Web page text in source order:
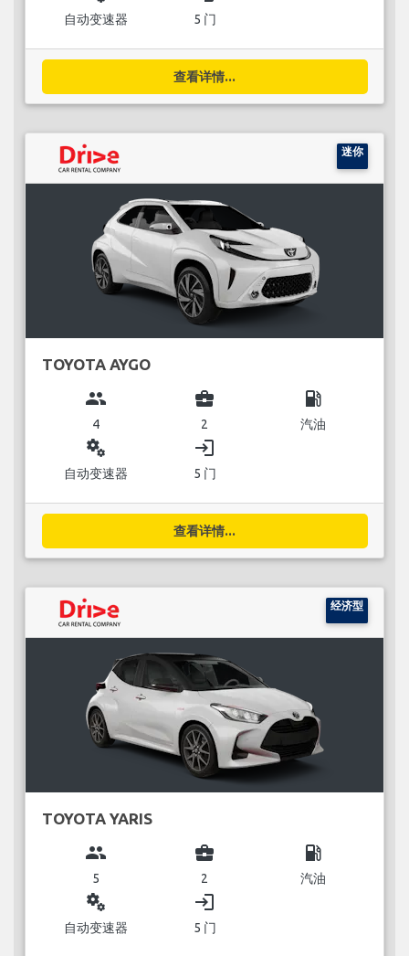
自动变速器 5 门
查看详情...
迷你
TOYOTA AYGO
group
4
business_center
2
local_gas_station
汽油
miscellaneous_services
自动变速器
login
5 门
查看详情...
经济型
TOYOTA YARIS
group
5
business_center
2
local_gas_station
汽油
miscellaneous_services
自动变速器
login
5 门